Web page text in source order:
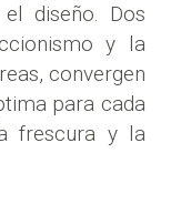
diseño. Dos
y la
convergen
para cada
frescura y la